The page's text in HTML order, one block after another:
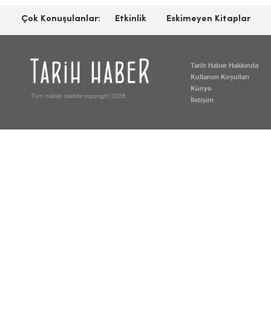
Çok Konuşulanlar: Etkinlik Eskimeyen Kitaplar
Tarih Haber Hakkında
Kullanım Koşulları
Künye
İletişim
Tüm hakları saklıdır copyright 2026